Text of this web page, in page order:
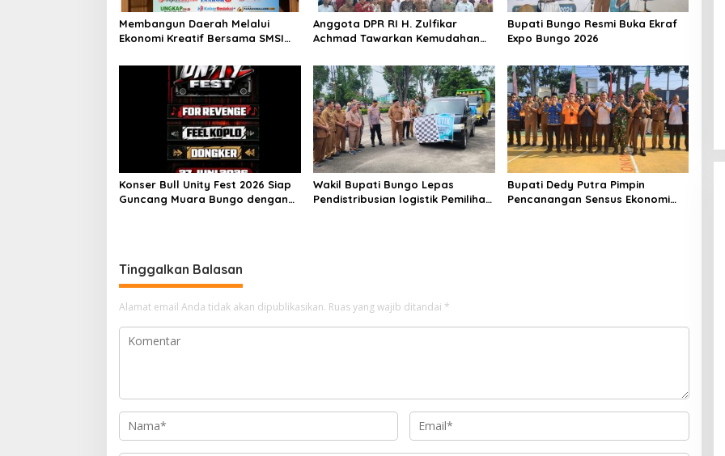
Membangun Daerah Melalui
Ekonomi Kreatif Bersama SMSI
Anggota DPR RI H. Zulfikar
Achmad Tawarkan Kemudahan
Kebutuhan Masyarakat
Berkebutuhan Khusus
Bupati Bungo Resmi Buka Ekraf
Expo Bungo 2026
Konser Bull Unity Fest 2026 Siap
Guncang Muara Bungo dengan
Wakil Bupati Bungo Lepas
Pendistribusian logistik Pemilihan
Bupati Dedy Putra Pimpin
Pencanangan Sensus Ekonomi
Tinggalkan Balasan
Alamat email Anda tidak akan dipublikasikan. Ruas yang wajib ditandai *